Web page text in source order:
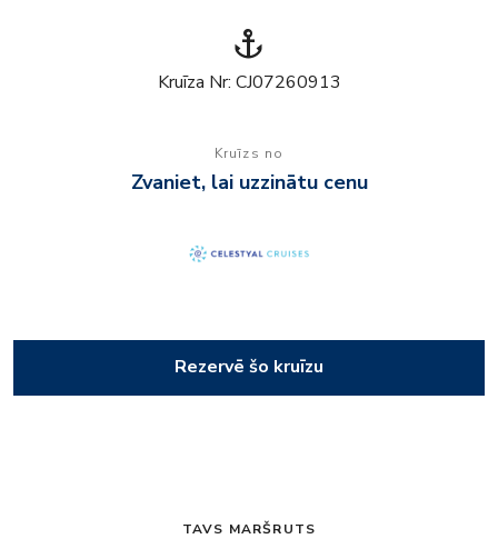
anchor
Kruīza Nr: CJ07260913
Kruīzs no
Zvaniet, lai uzzinātu cenu
Rezervē šo kruīzu
TAVS MARŠRUTS